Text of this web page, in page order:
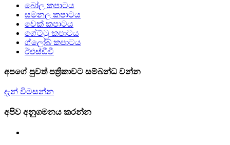
බෝල කපාටය
සමනල කපාටය
චෙක් කපාටය
ගේට්ටු කපාටය
ග්ලෝබ් කපාටය
ඊඑස්ඩීවී
අපගේ පුවත් පත්‍රිකාවට සම්බන්ධ වන්න
දැන් විමසන්න
අපිව අනුගමනය කරන්න